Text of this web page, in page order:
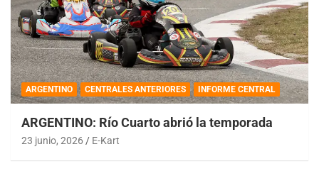
ARGENTINO CENTRALES ANTERIORES INFORME CENTRAL
ARGENTINO: Río Cuarto abrió la temporada
23 junio, 2026 E-Kart